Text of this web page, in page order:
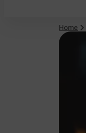
Home